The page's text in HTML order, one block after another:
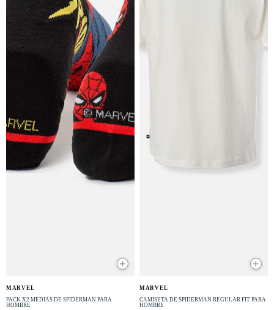
+
MARVEL
PACK X2 MEDIAS DE SPIDERMAN PARA
HOMBRE
+
MARVEL
CAMISETA DE SPIDERMAN REGULAR FIT PARA
HOMBRE